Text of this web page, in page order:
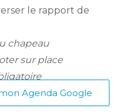
le rapport de
chapeau
sur place
Agenda Google